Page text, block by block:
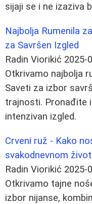
sijaji se i ne izaziva
Najbolja Rumenila
za Savršen Izgled
Radin Viorikić 2025-
Otkrivamo najbolja
Saveti za izbor
trajnosti. Pronađite
intenzivan izgled.
Crveni ruž - Kako
svakodnevnom
Radin Viorikić 2025-
Otkrivamo tajne
izbor nijanse,